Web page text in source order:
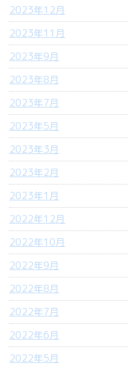
2023年12月
2023年11月
2023年9月
2023年8月
2023年7月
2023年5月
2023年3月
2023年2月
2023年1月
2022年12月
2022年10月
2022年9月
2022年8月
2022年7月
2022年6月
2022年5月